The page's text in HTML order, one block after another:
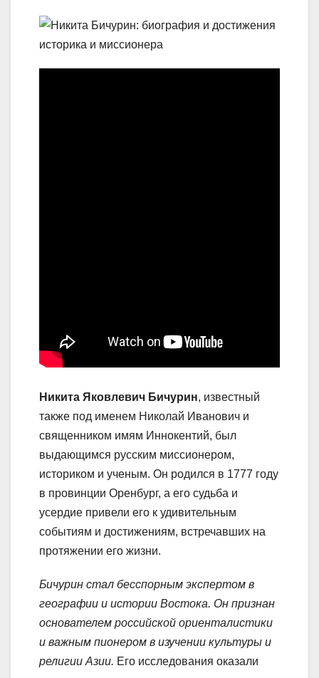
Никита Яковлевич Бичурин, известный
также под именем Николай Иванович и
священником имям Иннокентий, был
выдающимся русским миссионером,
историком и ученым. Он родился в 1777 году
в провинции Оренбург, а его судьба и
усердие привели его к удивительным
событиям и достижениям, встречавших на
протяжении его жизни.
Бичурин стал бесспорным экспертом в
географии и истории Востока. Он признан
основателем российской ориенталистики
и важным пионером в изучении культуры и
религии Азии. Его исследования оказали